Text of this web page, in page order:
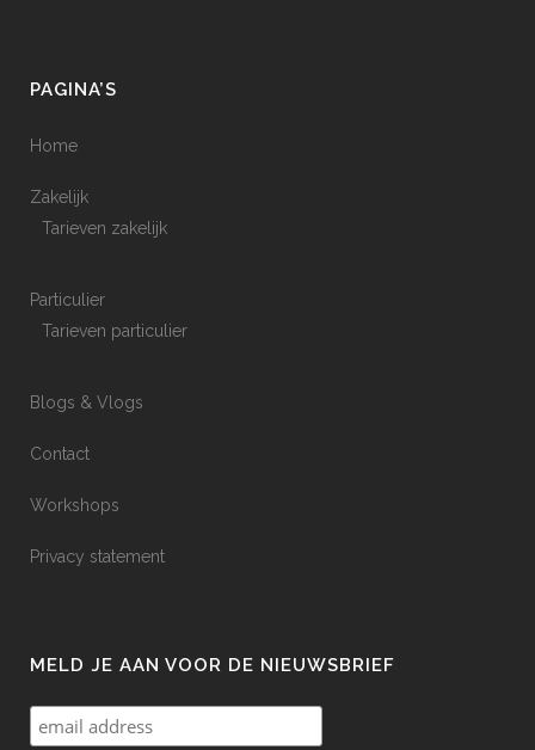
PAGINA’S
Home
Zakelijk
Tarieven zakelijk
Particulier
Tarieven particulier
Blogs & Vlogs
Contact
Workshops
Privacy statement
MELD JE AAN VOOR DE NIEUWSBRIEF